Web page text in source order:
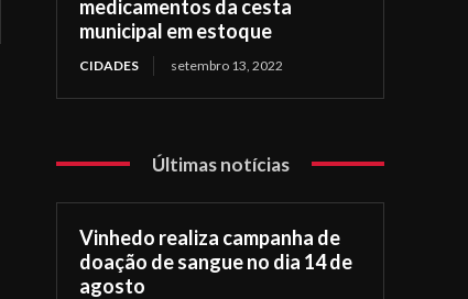
medicamentos da cesta
municipal em estoque
CIDADES setembro 13, 2022
Últimas notícias
Vinhedo realiza campanha de
doação de sangue no dia 14 de
agosto